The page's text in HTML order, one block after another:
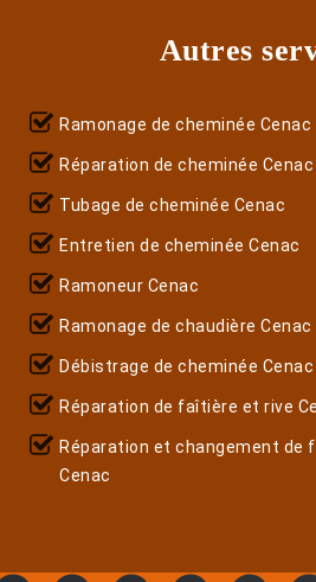
Autres
Ramonage de cheminée Cenac
Réparation de cheminée Cenac
Tubage de cheminée Cenac
Entretien de cheminée Cenac
Ramoneur Cenac
Ramonage de chaudière Cenac
Débistrage de cheminée Cenac
Réparation de faîtière et rive
Réparation et changement de
Cenac